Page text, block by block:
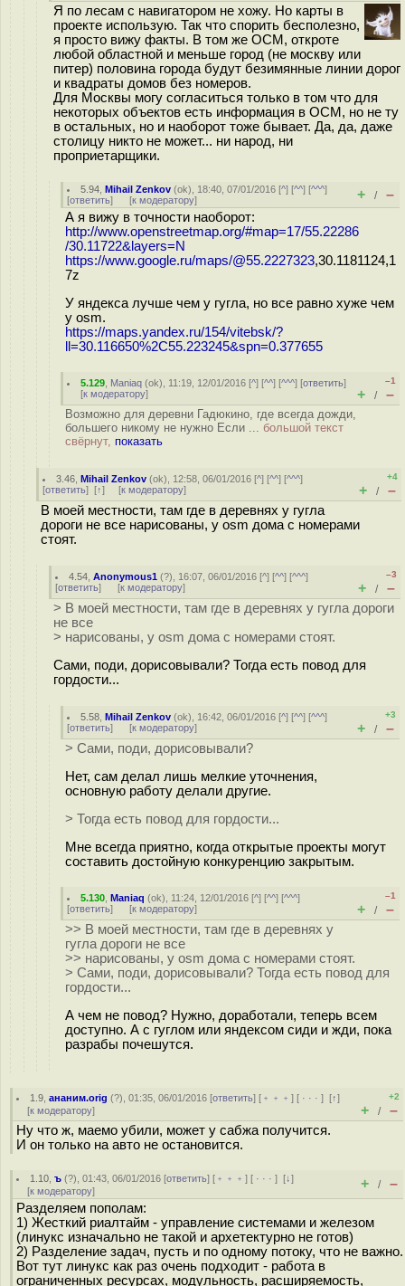
Я по лесам с навигатором не хожу. Но карты в
проекте использую. Так что спорить бесполезно,
я просто вижу факты. В том же ОСМ, откроте
любой областной и меньше город (не москву или
питер) половина города будут безимянные линии дорог
и квадраты домов без номеров.
Для Москвы могу согласиться только в том что для
некоторых объектов есть информация в ОСМ, но не ту
в остальных, но и наоборот тоже бывает. Да, да, даже
столицу никто не может... ни народ, ни
проприетарщики.
5.94 ,Mihail Zenkov (ok), 18:40, 07/01/2016 [^] [^^] [^^^]
[ответить] [к модератору] + / –
А я вижу в точности наоборот:
http://www.openstreetmap.org/#map=17/55.22286
/30.11722&layers=N
https://www.google.ru/maps/@55.2227323,30.1181124,1
7z
У яндекса лучше чем у гугла, но все равно хуже чем
у osm.
https://maps.yandex.ru/154/vitebsk/?
ll=30.116650%2C55.223245&spn=0.377655
5.129 Maniaq (ok), 11:19, 12/01/2016 [^] [^^] [^^^] [ответить]
[к модератору]
–1
+ / –
Возможно для деревни Гадюкино, где всегда дожди,
большего никому не нужно Если ... большой текст
свёрнут, показать
3.46 ,Mihail Zenkov (ok), 12:58, 06/01/2016 [^] [^^] [^^^]
[ответить] [↑] [к модератору]
+4
+ / –
В моей местности, там где в деревнях у гугла
дороги не все нарисованы, у osm дома с номерами
стоят.
4.54 ,Anonymous1 (?), 16:07, 06/01/2016 [^] [^^] [^^^]
[ответить] [к модератору]
–3
+ / –
> В моей местности, там где в деревнях у гугла дороги
не все
> нарисованы, у osm дома с номерами стоят.
Сами, поди, дорисовывали? Тогда есть повод для
гордости...
5.58 ,Mihail Zenkov (ok), 16:42, 06/01/2016 [^] [^^] [^^^]
[ответить] [к модератору]
+3
+ / –
> Сами, поди, дорисовывали?
Нет, сам делал лишь мелкие уточнения,
основную работу делали другие.
> Тогда есть повод для гордости...
Мне всегда приятно, когда открытые проекты могут
составить достойную конкуренцию закрытым.
5.130 ,Maniaq (ok), 11:24, 12/01/2016 [^] [^^] [^^^]
[ответить] [к модератору]
–1
+ / –
>> В моей местности, там где в деревнях у
гугла дороги не все
>> нарисованы, у osm дома с номерами стоят.
> Сами, поди, дорисовывали? Тогда есть повод для
гордости...
А чем не повод? Нужно, доработали, теперь всем
доступно. А с гуглом или яндексом сиди и жди, пока
разрабы почешутся.
1.9 ,ананим.orig (?), 01:35, 06/01/2016 [ответить] [ ﹢﹢﹢] [ · · ·][↑]
[к модератору]
+2
+ / –
Ну что ж, маемо убили, может у сабжа получится.
И он только на авто не остановится.
1.10 ,ъ (?), 01:43, 06/01/2016 [ответить] [ ﹢﹢﹢] [ · · ·][↓]
[к модератору] + / –
Разделяем пополам:
1) Жесткий риалтайм - управление системами и железом
(линукс изначально не такой и архетектурно не готов)
2) Разделение задач, пусть и по одному потоку, что не важно.
Вот тут линукс как раз очень подходит - работа в
ограниченных ресурсах, модульность, расширяемость,